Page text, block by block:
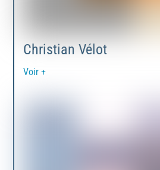
Christian Vélot
Voir +